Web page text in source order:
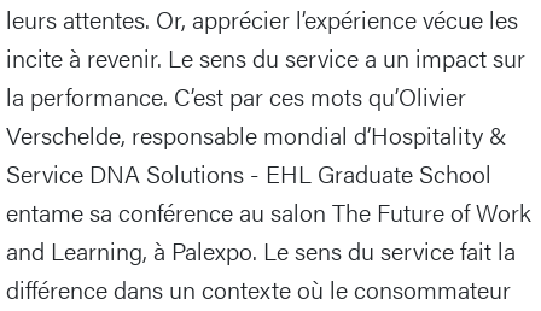
leurs attentes. Or, apprécier l’expérience vécue les
incite à revenir. Le sens du service a un impact sur
la performance. C’est par ces mots qu’Olivier
Verschelde, responsable mondial d’Hospitality &
Service DNA Solutions - EHL Graduate School
entame sa conférence au salon The Future of Work
and Learning, à Palexpo. Le sens du service fait la
différence dans un contexte où le consommateur